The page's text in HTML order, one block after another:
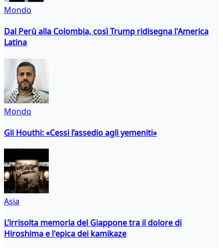
Mondo
Dal Perù alla Colombia, così Trump ridisegna l'America
Latina
Mondo
Gli Houthi: «Cessi l’assedio agli yemeniti»
Asia
L’irrisolta memoria del Giappone tra il dolore di
Hiroshima e l'epica dei kamikaze